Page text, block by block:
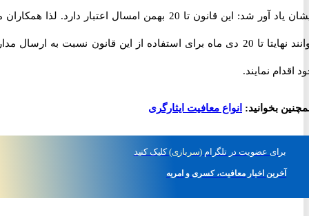
ایشان یاد آور شد: این قانون تا 20 بهمن امسال اعتبار دارد. لذا همکاران می
توانند نهایتا تا 20 دی ماه برای استفاده از این قانون نسبت به ارسال مدارک
نمایند.
بخوانید: انواع معافیت ایثارگری
عضویت در تلگرام(سربازی) کلیک کنید
آخرین اخبار معافیت، کسری و امریه